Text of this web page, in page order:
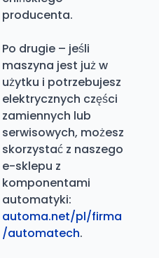
producenta.
Po drugie – jeśli
maszyna jest już w
użytku i potrzebujesz
elektrycznych części
zamiennych lub
serwisowych, możesz
skorzystać z naszego
e-sklepu z
komponentami
automatyki:
automa.net/pl/firma
/automatech.